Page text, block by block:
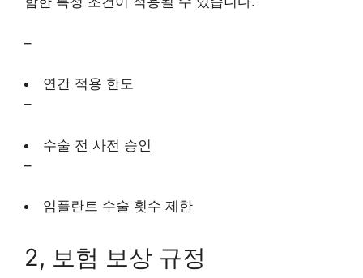
–
연간 적용 한도
–
수술 전 사전 승인
–
임플란트 수술 횟수 제한
2, 보험 보상 규정